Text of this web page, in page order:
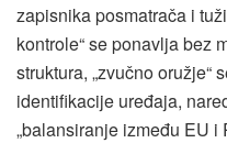
zapisnika posmatrača i
kontrole“ se ponavlja bez
struktura, „zvučno oružje“
identifikacije uređaja,
„balansiranje između EU